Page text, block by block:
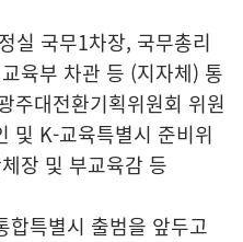
실 국무1차장, 국무총리
육부 차관 등 (지자체) 통
주대전환기획위원회 위원
및 K-교육특별시 준비위
장 및 부교육감 등
특별시 출범을 앞두고